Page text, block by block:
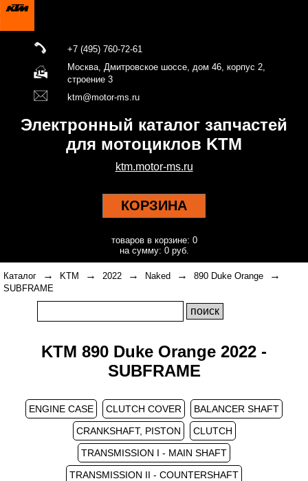
+7 (495) 760-72-61
Москва, Дмитровское шоссе, дом 46, корпус 2,
строение 3
ktm@motor-ms.ru
Электронный каталог запчастей
для мотоциклов KTM
ktm.motor-ms.ru
КОРЗИНА
товаров в корзине: 0
на сумму: 0 руб.
Каталог → KTM → 2022 → Naked → 890 Duke Orange →
SUBFRAME
KTM 890 Duke Orange 2022 -
SUBFRAME
ENGINE CASE CLUTCH COVER
BALANCER SHAFT
CRANKSHAFT, PISTON
CLUTCH
TRANSMISSION I - MAIN SHAFT
TRANSMISSION II - COUNTERSHAFT